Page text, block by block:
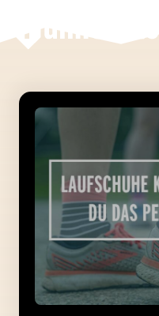
Inhalt
springen